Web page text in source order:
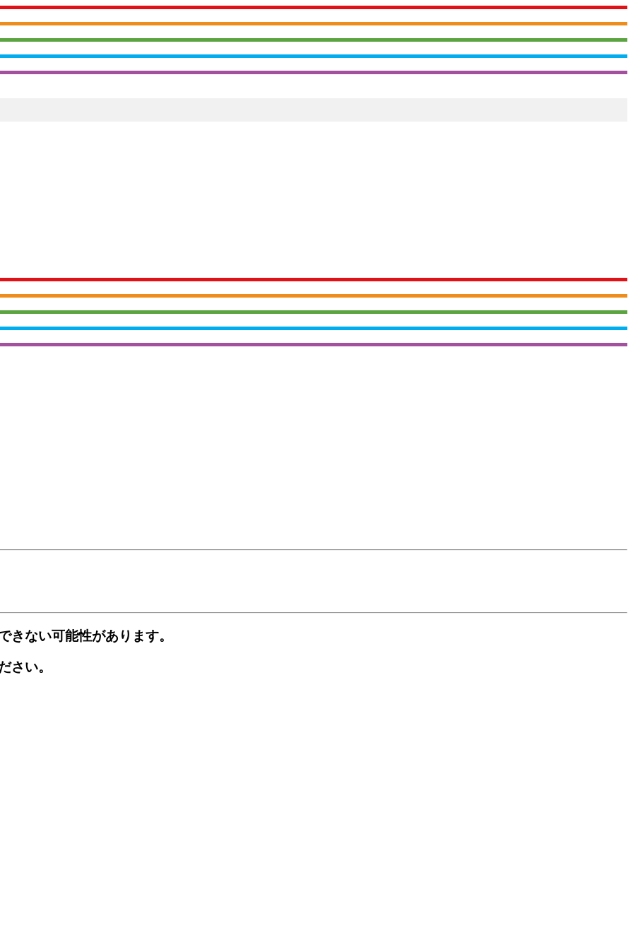
きない可能性があります。
さい。